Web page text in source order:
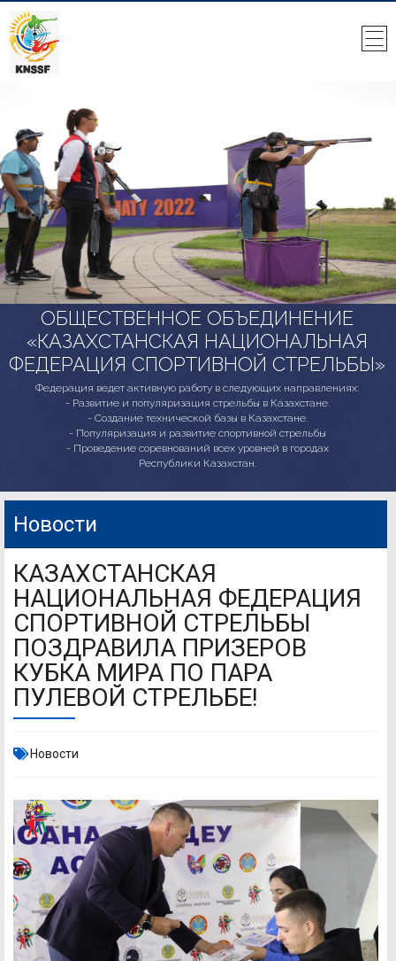
ОБЩЕСТВЕННОЕ ОБЪЕДИНЕНИЕ
«КАЗАХСТАНСКАЯ НАЦИОНАЛЬНАЯ
ФЕДЕРАЦИЯ СПОРТИВНОЙ СТРЕЛЬБЫ»
Федерация ведет активную работу в следующих направлениях:
- Развитие и популяризация стрельбы в Казахстане.
- Создание технической базы в Казахстане.
- Популяризация и развитие спортивной стрельбы
- Проведение соревнований всех уровней в городах
Республики Казахстан.
Новости
КАЗАХСТАНСКАЯ
НАЦИОНАЛЬНАЯ ФЕДЕРАЦИЯ
СПОРТИВНОЙ СТРЕЛЬБЫ
ПОЗДРАВИЛА ПРИЗЕРОВ
КУБКА МИРА ПО ПАРА
ПУЛЕВОЙ СТРЕЛЬБЕ!
Новости